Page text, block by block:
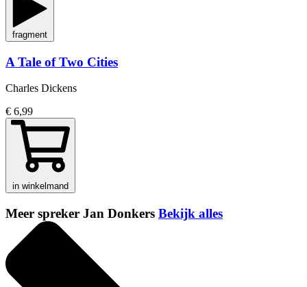
fragment
A Tale of Two Cities
Charles Dickens
€ 6,99
in winkelmand
Meer spreker Jan Donkers Bekijk alles